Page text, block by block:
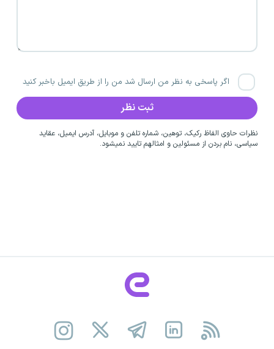
اگر پاسخی به نظر من ارسال شد من را از طریق ایمیل باخبر کنید
نظرات حاوی الفاظ رکیک، توهین، شماره تلفن و موبایل، آدرس ایمیل، عقاید
سیاسی، نام بردن از مسئولین و امثالهم تایید نمیشود.